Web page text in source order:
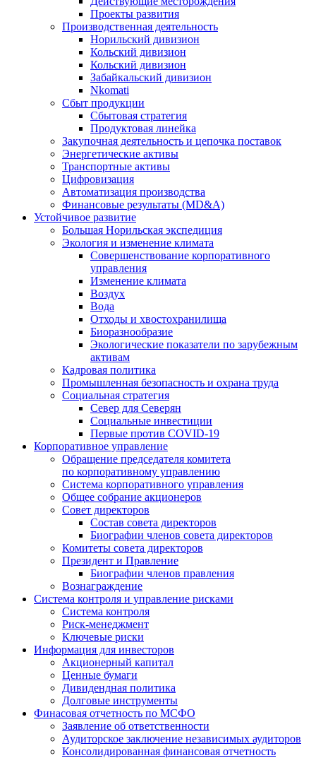
Проекты развития
Производственная деятельность
Норильский дивизион
Кольский дивизион
Кольский дивизион
Забайкальский дивизион
Nkomati
Сбыт продукции
Сбытовая стратегия
Продуктовая линейка
Закупочная деятельность и цепочка поставок
Энергетические активы
Транспортные активы
Цифровизация
Автоматизация производства
Финансовые результаты (MD&A)
Устойчивое развитие
Большая Норильская экспедиция
Экология и изменение климата
Совершенствование корпоративного
управления
Изменение климата
Воздух
Вода
Отходы и хвостохранилища
Биоразнообразие
Экологические показатели по зарубежным
активам
Кадровая политика
Промышленная безопасность и охрана труда
Социальная стратегия
Север для Северян
Социальные инвестиции
Первые против COVID‑19
Корпоративное управление
Обращение председателя комитета
по корпоративному управлению
Система корпоративного управления
Общее собрание акционеров
Совет директоров
Состав совета директоров
Биографии членов совета директоров
Комитеты совета директоров
Президент и Правление
Биографии членов правления
Вознаграждение
Система контроля и управление рисками
Система контроля
Риск-менеджмент
Ключевые риски
Информация для инвесторов
Акционерный капитал
Ценные бумаги
Дивидендная политика
Долговые инструменты
Финасовая отчетность по МСФО
Заявление об ответственности
Аудиторское заключение независимых аудиторов
Консолидированная финансовая отчетность